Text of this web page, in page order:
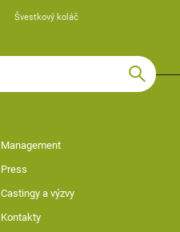
Švestkový koláč
Management
Press
Castingy a výzvy
Kontakty